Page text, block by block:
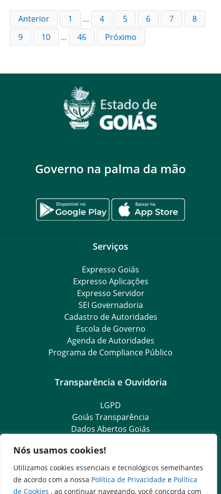
Nós usamos cookies!
Utilizamos cookies essenciais e tecnológicos semelhantes
de acordo com a nossa Política de Privacidade e Política
de Cookies , ao continuar navegando, você concorda com
Anterior 1 … 4 5 6 7
8
9
10 … 46 Próximo
Governo na palma da mão
Serviços
Expresso Goiás
Expresso Aplicações
Expresso Servidor
SEI Governadoria
Cadastro de Autoridades
Escola de Governo
Agenda de Autoridades
Programa de Compliance Público
Transparência e Ouvidoria
LGPD
Goiás Transparência
Dados Abertos Goiás
e-SIC – Serviço Eletrônico de Informação ao Cidadão
Ouvidoria Setorial (Expresso)
Ouvidoria Setorial (Presencial)